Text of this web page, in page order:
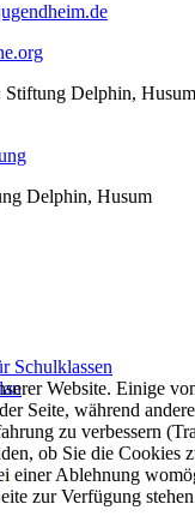
Stiftung Delphin, Husum
Delphin, Husum
Schulklassen
Website. Einige
Seite, während
zu verbessern
ob Sie die Cookies
einer Ablehnung
zur Verfügung